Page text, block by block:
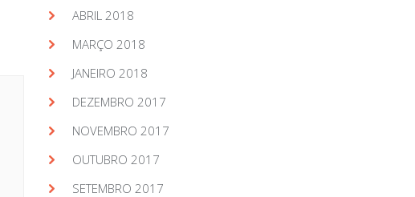
ABRIL 2018
MARÇO 2018
JANEIRO 2018
DEZEMBRO 2017
NOVEMBRO 2017
OUTUBRO 2017
SETEMBRO 2017